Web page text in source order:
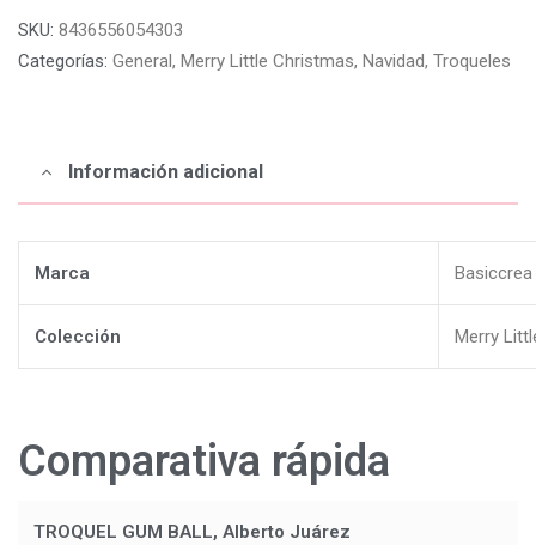
SKU: 8436556054303
Categorías: General, Merry Little Christmas, Navidad, Troqueles
Información adicional
Marca Basiccrea
Colección Merry
Comparativa rápida
TROQUEL GUM BALL, Alberto Juárez